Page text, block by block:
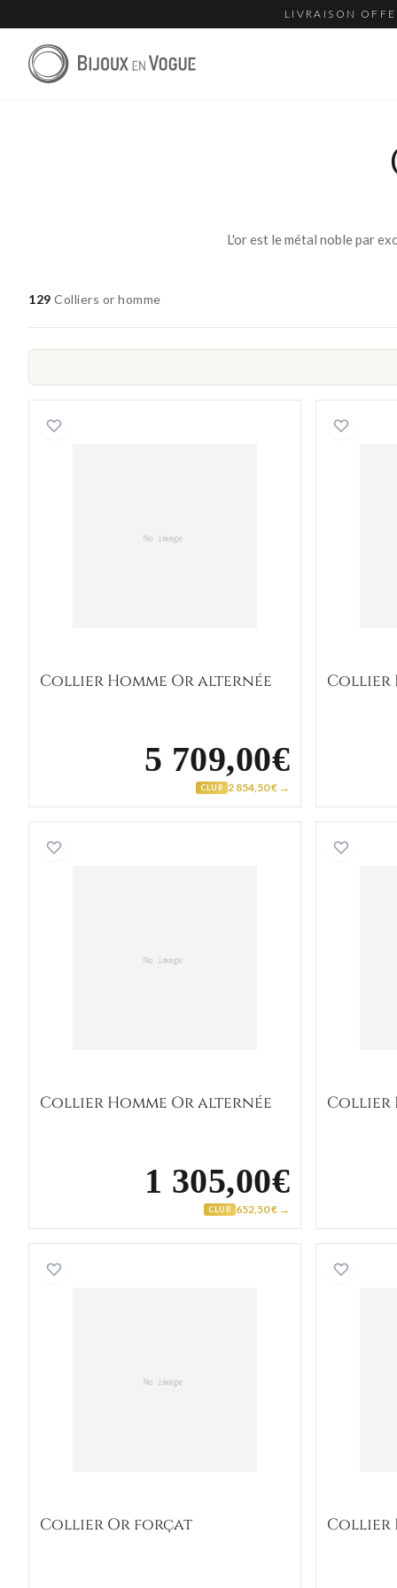
LIVRAISON
129 Colliers or homme
Collier Homme Or alternée
5 709,00€
CLUB 2 854,50 € →
Collier
Collier Homme Or alternée
1 305,00€
CLUB 652,50 € →
Collier
Collier Or forçat Collier